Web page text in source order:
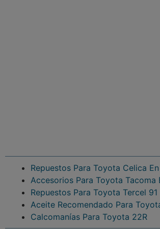
Repuestos Para Toyota Celica
Accesorios Para Toyota Tacoma
Repuestos Para Toyota Tercel 91
Aceite Recomendado Para
Calcomanías Para Toyota 22R